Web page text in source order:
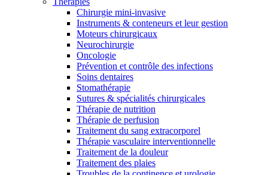
Chirurgie mini-invasive
Instruments & conteneurs et leur gestion
Moteurs chirurgicaux
Neurochirurgie
Oncologie
Prévention et contrôle des infections
Soins dentaires
Stomathérapie
Sutures & spécialités chirurgicales
Thérapie de nutrition
Thérapie de perfusion
Traitement du sang extracorporel
Thérapie vasculaire interventionnelle
Traitement de la douleur
Traitement des plaies